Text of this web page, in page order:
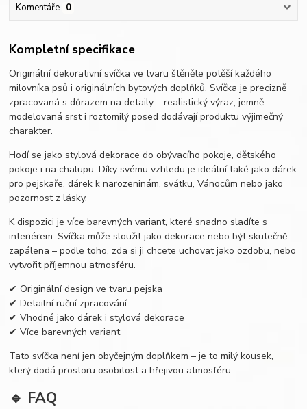
Komentáře 0
Kompletní specifikace
Originální dekorativní svíčka ve tvaru štěněte potěší každého
milovníka psů i originálních bytových doplňků. Svíčka je precizně
zpracovaná s důrazem na detaily – realistický výraz, jemně
modelovaná srst i roztomilý posed dodávají produktu výjimečný
charakter.
Hodí se jako stylová dekorace do obývacího pokoje, dětského
pokoje i na chalupu. Díky svému vzhledu je ideální také jako dárek
pro pejskaře, dárek k narozeninám, svátku, Vánocům nebo jako
pozornost z lásky.
K dispozici je více barevných variant, které snadno sladíte s
interiérem. Svíčka může sloužit jako dekorace nebo být skutečně
zapálena – podle toho, zda si ji chcete uchovat jako ozdobu, nebo
vytvořit příjemnou atmosféru.
✔ Originální design ve tvaru pejska
✔ Detailní ruční zpracování
✔ Vhodné jako dárek i stylová dekorace
✔ Více barevných variant
Tato svíčka není jen obyčejným doplňkem – je to milý kousek,
který dodá prostoru osobitost a hřejivou atmosféru.
🔹 FAQ